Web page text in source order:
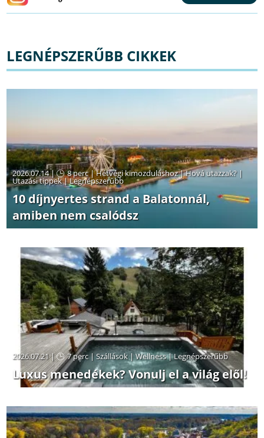
LEGNÉPSZERŰBB CIKKEK
2026.07.14 | 8 perc|Hétvégi kimozduláshoz|Hová utazzak? |
Utazási tippek|Legnépszerűbb
10 díjnyertes strand a Balatonnál,
amiben nem csalódsz
2026.07.21 | 7 perc|Szállások|Wellness|Legnépszerűbb
Luxus menedékek? Vonulj el a világ elől!